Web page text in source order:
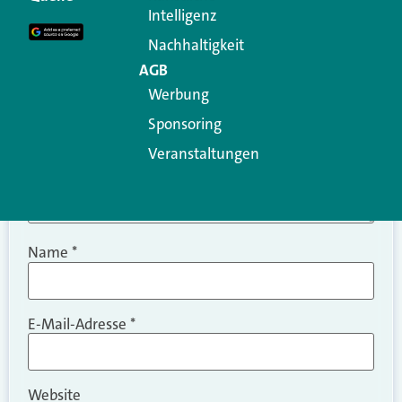
Kommentar
Name *
E-Mail-Adresse *
Website
Intelligenz
Nachhaltigkeit
AGB
Werbung
Sponsoring
Veranstaltungen